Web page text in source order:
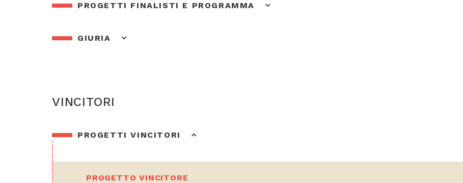
PROGETTI FINALISTI E PROGRAMMA
GIURIA
VINCITORI
PROGETTI VINCITORI
PROGETTO VINCITORE